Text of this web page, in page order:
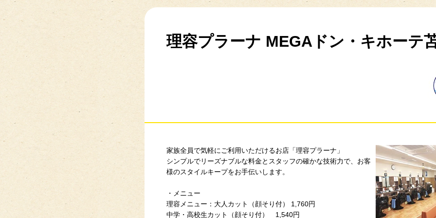
理容プラーナ MEGAドン・キホーテ
家族全員で気軽にご利用いただけるお店「理容プラーナ」
シンプルでリーズナブルな料金とスタッフの確かな技術力で、お客
様のスタイルキープをお手伝いします。
・メニュー
理容メニュー：大人カット（顔そり付） 1,760円
中学・高校生カット（顔そり付） 1,540円